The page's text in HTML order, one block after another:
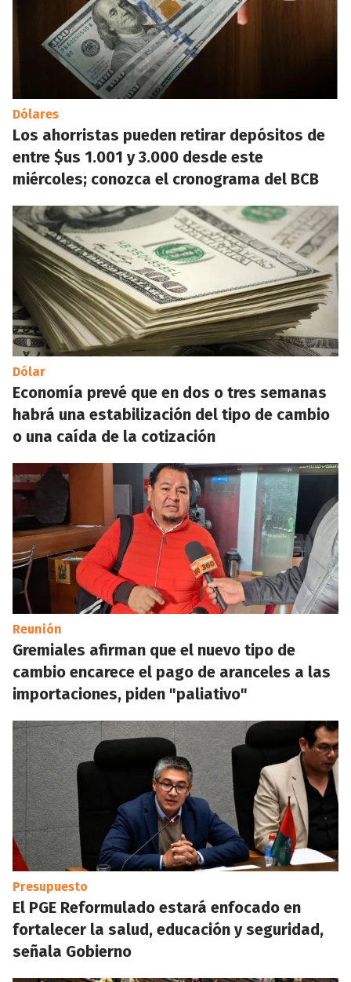
Dólares
Los ahorristas pueden retirar depósitos de
entre $us 1.001 y 3.000 desde este
miércoles; conozca el cronograma del BCB
Dólar
Economía prevé que en dos o tres semanas
habrá una estabilización del tipo de cambio
o una caída de la cotización
Reunión
Gremiales afirman que el nuevo tipo de
cambio encarece el pago de aranceles a las
importaciones, piden "paliativo"
Presupuesto
El PGE Reformulado estará enfocado en
fortalecer la salud, educación y seguridad,
señala Gobierno